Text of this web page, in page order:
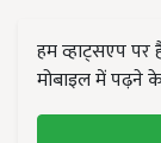
हम व्हाट्सएप
मोबाइल में पढ़ने